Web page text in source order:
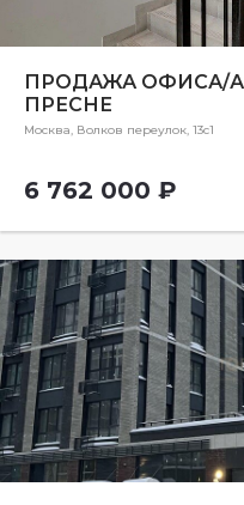
ПРОДАЖА ОФИСА/
ПРЕСНЕ
Москва, Волков переулок, 13с1
6 762 000 ₽